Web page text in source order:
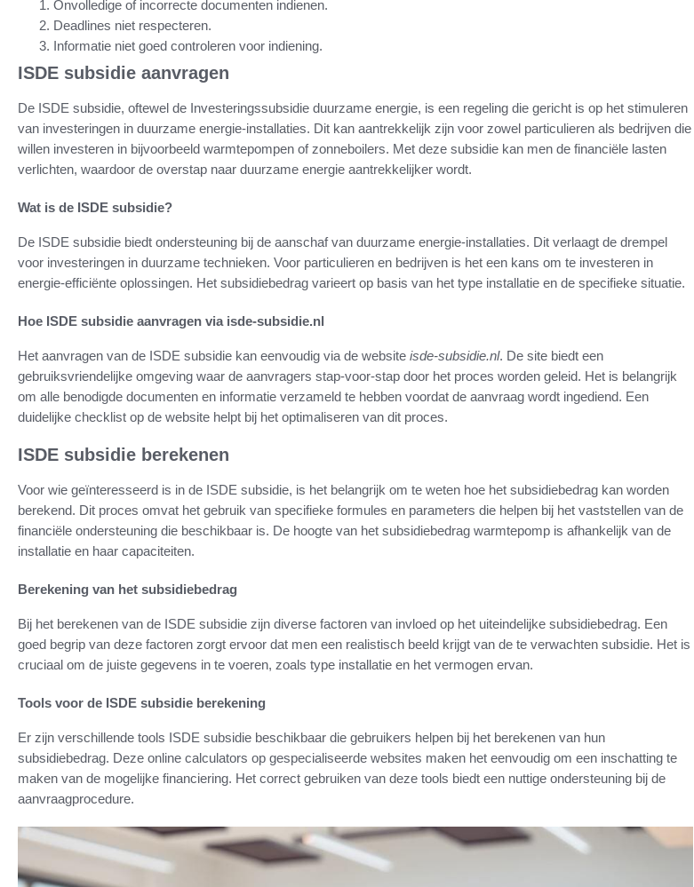
Onvolledige of incorrecte documenten indienen.
Deadlines niet respecteren.
Informatie niet goed controleren voor indiening.
ISDE subsidie aanvragen
De ISDE subsidie, oftewel de Investeringssubsidie duurzame energie, is een regeling die gericht is op het stimuleren
van investeringen in duurzame energie-installaties. Dit kan aantrekkelijk zijn voor zowel particulieren als bedrijven die
willen investeren in bijvoorbeeld warmtepompen of zonneboilers. Met deze subsidie kan men de financiële lasten
verlichten, waardoor de overstap naar duurzame energie aantrekkelijker wordt.
Wat is de ISDE subsidie?
De ISDE subsidie biedt ondersteuning bij de aanschaf van duurzame energie-installaties. Dit verlaagt de drempel
voor investeringen in duurzame technieken. Voor particulieren en bedrijven is het een kans om te investeren in
energie-efficiënte oplossingen. Het subsidiebedrag varieert op basis van het type installatie en de specifieke situatie.
Hoe ISDE subsidie aanvragen via isde-subsidie.nl
Het aanvragen van de ISDE subsidie kan eenvoudig via de website isde-subsidie.nl. De site biedt een
gebruiksvriendelijke omgeving waar de aanvragers stap-voor-stap door het proces worden geleid. Het is belangrijk
om alle benodigde documenten en informatie verzameld te hebben voordat de aanvraag wordt ingediend. Een
duidelijke checklist op de website helpt bij het optimaliseren van dit proces.
ISDE subsidie berekenen
Voor wie geïnteresseerd is in de ISDE subsidie, is het belangrijk om te weten hoe het subsidiebedrag kan worden
berekend. Dit proces omvat het gebruik van specifieke formules en parameters die helpen bij het vaststellen van de
financiële ondersteuning die beschikbaar is. De hoogte van het subsidiebedrag warmtepomp is afhankelijk van de
installatie en haar capaciteiten.
Berekening van het subsidiebedrag
Bij het berekenen van de ISDE subsidie zijn diverse factoren van invloed op het uiteindelijke subsidiebedrag. Een
goed begrip van deze factoren zorgt ervoor dat men een realistisch beeld krijgt van de te verwachten subsidie. Het is
cruciaal om de juiste gegevens in te voeren, zoals type installatie en het vermogen ervan.
Tools voor de ISDE subsidie berekening
Er zijn verschillende tools ISDE subsidie beschikbaar die gebruikers helpen bij het berekenen van hun
subsidiebedrag. Deze online calculators op gespecialiseerde websites maken het eenvoudig om een inschatting te
maken van de mogelijke financiering. Het correct gebruiken van deze tools biedt een nuttige ondersteuning bij de
aanvraagprocedure.